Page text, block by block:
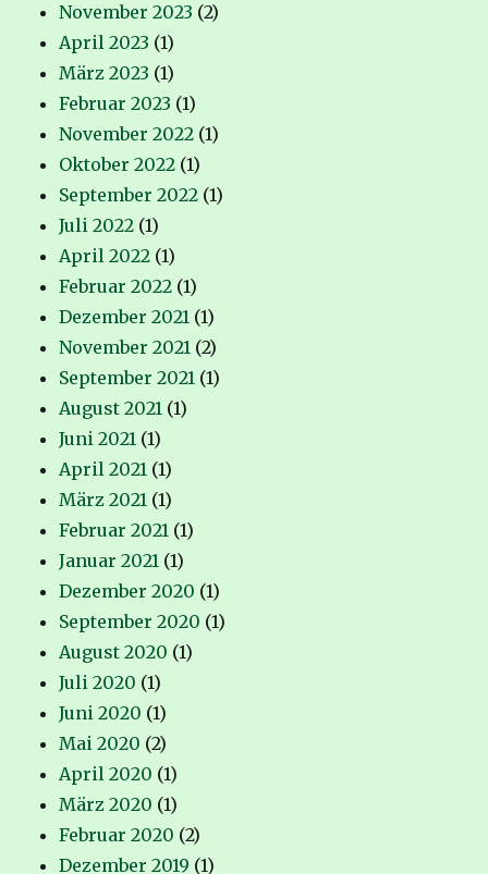
November 2023 (2)
April 2023 (1)
März 2023 (1)
Februar 2023 (1)
November 2022 (1)
Oktober 2022 (1)
September 2022 (1)
Juli 2022 (1)
April 2022 (1)
Februar 2022 (1)
Dezember 2021 (1)
November 2021 (2)
September 2021 (1)
August 2021 (1)
Juni 2021 (1)
April 2021 (1)
März 2021 (1)
Februar 2021 (1)
Januar 2021 (1)
Dezember 2020 (1)
September 2020 (1)
August 2020 (1)
Juli 2020 (1)
Juni 2020 (1)
Mai 2020 (2)
April 2020 (1)
März 2020 (1)
Februar 2020 (2)
Dezember 2019 (1)